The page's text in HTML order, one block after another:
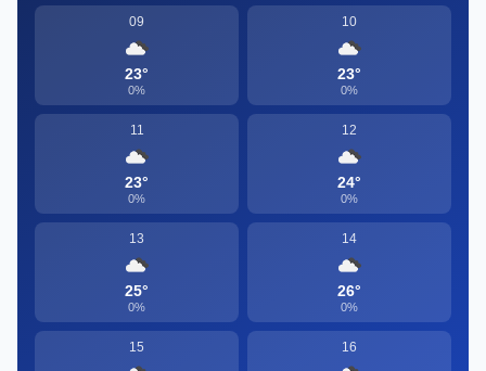
09
23°
0%
10
23°
0%
11
23°
0%
12
24°
0%
13
25°
0%
14
26°
0%
15 16